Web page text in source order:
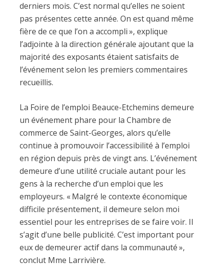
derniers mois. C’est normal qu’elles ne soient
pas présentes cette année. On est quand même
fière de ce que l’on a accompli », explique
l’adjointe à la direction générale ajoutant que la
majorité des exposants étaient satisfaits de
l’événement selon les premiers commentaires
recueillis.
La Foire de l’emploi Beauce-Etchemins demeure
un événement phare pour la Chambre de
commerce de Saint-Georges, alors qu’elle
continue à promouvoir l’accessibilité à l’emploi
en région depuis près de vingt ans. L’événement
demeure d’une utilité cruciale autant pour les
gens à la recherche d’un emploi que les
employeurs. « Malgré le contexte économique
difficile présentement, il demeure selon moi
essentiel pour les entreprises de se faire voir. Il
s’agit d’une belle publicité. C’est important pour
eux de demeurer actif dans la communauté »,
conclut Mme Larrivière.